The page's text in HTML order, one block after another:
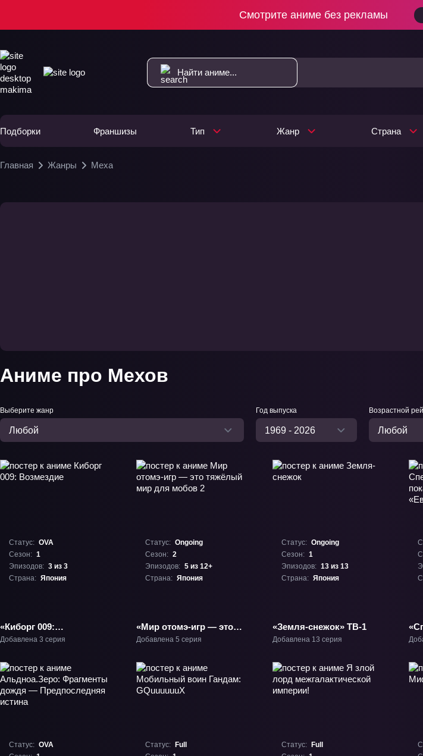
Смотрите аниме без рекламы
Подборки Франшизы Тип Жанр Страна
Главная Жанры Меха
Аниме про Мехов
Выберите жанр
Любой
Год выпуска
1969 - 2026
Возрастной
Любой
Статус: OVA
Сезон: 1
Эпизодов: 3 из 3
Страна: Япония
«Киборг 009:
Возмездие» ОВА-1
Добавлена 3 серия
Статус: Ongoing
Сезон: 2
Эпизодов: 5 из 12+
Страна: Япония
«Мир отомэ-игр — это
тяжёлый мир для
Добавлена 5 серия
Статус: Ongoing
Сезон: 1
Эпизодов: 13 из 13
Страна: Япония
«Земля-снежок» ТВ-1
Добавлена 13 серия
Статус: OVA
Статус:
Full
Статус:
Full